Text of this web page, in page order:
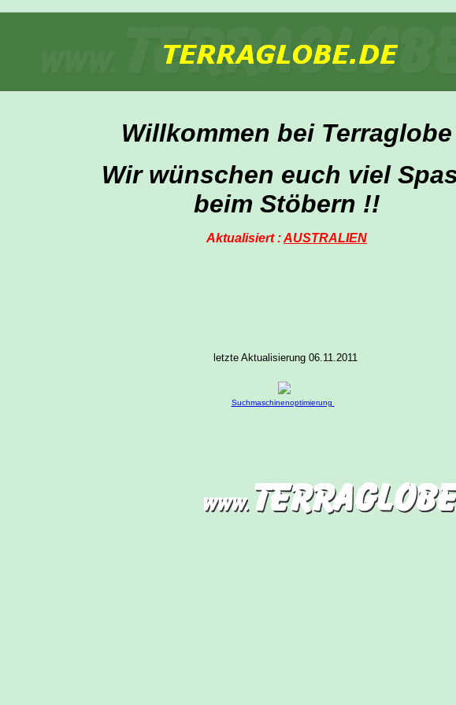
Willkommen bei Terraglobe
Wir wünschen euch viel
beim Stöbern !!
Aktualisiert :AUSTRALIEN
letzte Aktualisierung 06.11.2011
Suchmaschinenoptimierung